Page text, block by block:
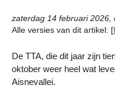
zaterdag 14 februari 2026,
Alle versies van dit artikel: [
De TTA, die dit jaar zijn
oktober weer heel wat
Aisnevallei.